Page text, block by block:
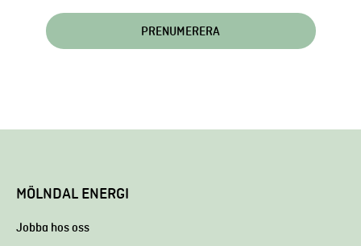
MÖLNDAL ENERGI
Jobba hos oss